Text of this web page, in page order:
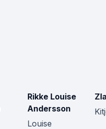
Rikke Louise
Andersson
Louise